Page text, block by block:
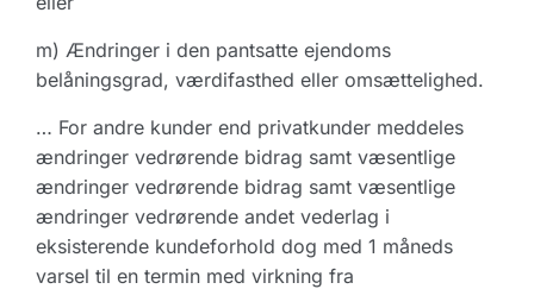
m) Ændringer i den pantsatte ejendoms
belåningsgrad, værdifasthed eller omsættelighed.
… For andre kunder end privatkunder meddeles
ændringer vedrørende bidrag samt væsentlige
ændringer vedrørende bidrag samt væsentlige
ændringer vedrørende andet vederlag i
eksisterende kundeforhold dog med 1 måneds
varsel til en termin med virkning fra